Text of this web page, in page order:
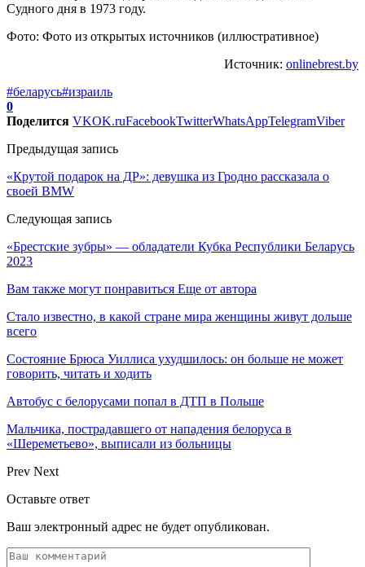
Судного дня в 1973 году.
Фото: Фото из открытых источников (иллюстративное)
Источник: onlinebrest.by
#беларусь#израиль
0
Поделится VKOK.ruFacebookTwitterWhatsAppTelegramViber
Предыдущая запись
«Крутой подарок на ДР»: девушка из Гродно рассказала о
своей BMW
Следующая запись
«Брестские зубры» — обладатели Кубка Республики Беларусь
2023
Вам также могут понравиться Еще от автора
Стало известно, в какой стране мира женщины живут дольше
всего
Состояние Брюса Уиллиса ухудшилось: он больше не может
говорить, читать и ходить
Автобус с белорусами попал в ДТП в Польше
Мальчика, пострадавшего от нападения белоруса в
«Шереметьево», выписали из больницы
Prev Next
Оставьте ответ
Ваш электронный адрес не будет опубликован.